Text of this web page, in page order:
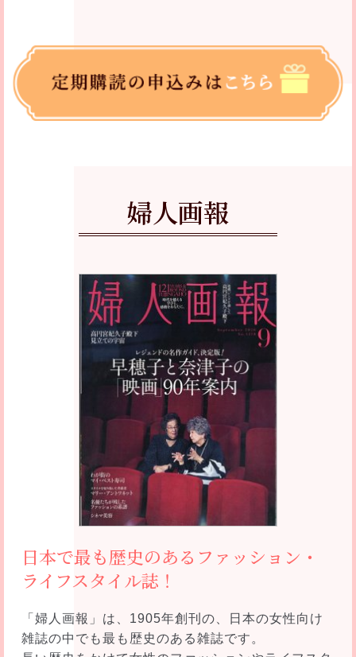
婦人画報
日本で最も歴史のある ファッション・
ライフスタイル誌！
「婦人画報」は、1905年創刊の、日本の女性向け
雑誌の中でも最も歴史のある雑誌です。